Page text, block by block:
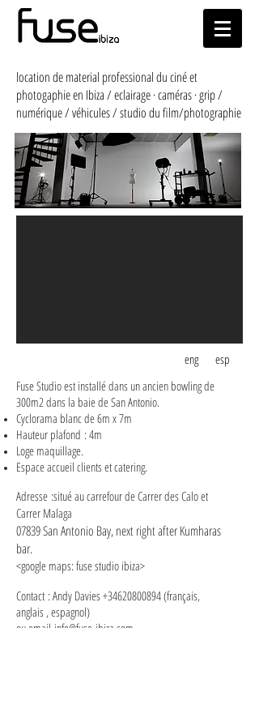
location de material professional du ciné et
photogaphie en Ibiza / eclairage · caméras · grip /
numérique / véhicules / studio du film/photographie
eng
esp
Fuse Studio est installé dans un ancien bowling de
300m2 dans la baie de San Antonio.
Cyclorama blanc de 6m x 7m
Hauteur plafond : 4m
Loge maquillage.
Espace accueil clients et catering.
Adresse :situé au carrefour de Carrer des Calo et
Carrer Malaga
07839 San Antonio Bay, next right after Kumharas
bar.
<google maps: fuse studio ibiza>
Contact : Andy Davies+34620800894(français,
anglais , espagnol)
ou email info@fuse-ibiza.com